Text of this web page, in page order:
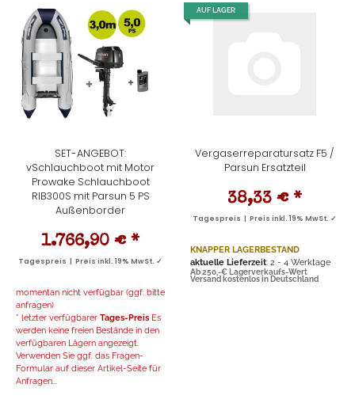
SET-ANGEBOT:
vSchlauchboot mit Motor
Prowake Schlauchboot
RIB300S mit Parsun 5 PS
Außenborder
1.766,90 € *
Tagespreis | Preis inkl. 19% MwSt. ✓
momentan nicht verfügbar (ggf. bitte
anfragen)
* letzter verfügbarer Tages-Preis Es
werden keine freien Bestände in den
verfügbaren Lägern angezeigt.
Verwenden Sie ggf. das Fragen-
Formular auf dieser Artikel-Seite für
Anfragen...
AUF LAGER
Vergaserreparatursatz F5 /
Parsun Ersatzteil
38,33 € *
Tagespreis | Preis inkl. 19% MwSt. ✓
KNAPPER LAGERBESTAND
aktuelle Lieferzeit: 2 - 4 Werktage
Ab 250,-€ Lagerverkaufs-Wert
Versand kostenlos in Deutschland